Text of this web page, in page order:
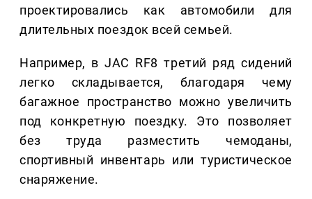
проектировались как автомобили для
длительных поездок всей семьей.
Например, в JAC RF8 третий ряд сидений
легко складывается, благодаря чему
багажное пространство можно увеличить
под конкретную поездку. Это позволяет
без труда разместить чемоданы,
спортивный инвентарь или туристическое
снаряжение.